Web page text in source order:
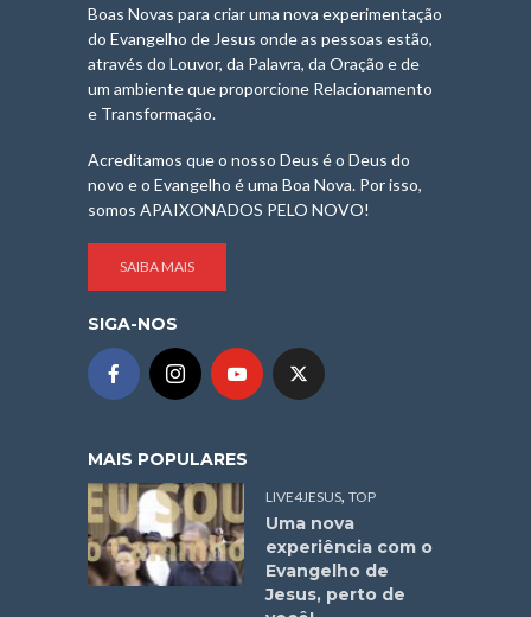
Boas Novas para criar uma nova experimentação
do Evangelho de Jesus onde as pessoas estão,
através do Louvor, da Palavra, da Oração e de
um ambiente que proporcione Relacionamento
e Transformação.
Acreditamos que o nosso Deus é o Deus do
novo e o Evangelho é uma Boa Nova. Por isso,
somos APAIXONADOS PELO NOVO!
SAIBA MAIS
SIGA-NOS
MAIS POPULARES
LIVE4JESUS, TOP
Uma nova
experiência com o
Evangelho de
Jesus, perto de